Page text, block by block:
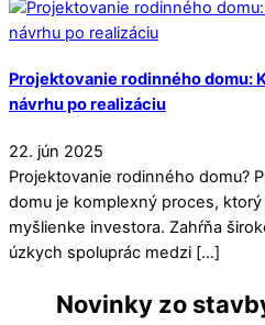
Projektovanie rodinného domu:
návrhu po realizáciu
22. jún 2025
Projektovanie rodinného domu?
domu je komplexný proces,
myšlienke investora. Zahŕňa
úzkych spoluprác medzi […]
Novinky zo